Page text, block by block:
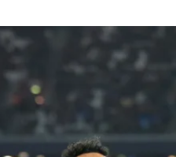
הפועל תל אביב
הפועל חיפה
הפועל באר שבע
מכבי נתניה
בני יהודה